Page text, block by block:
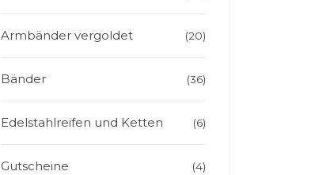
Armbänder vergoldet (20)
Bänder (36)
Edelstahlreifen und Ketten (6)
Gutscheine (4)